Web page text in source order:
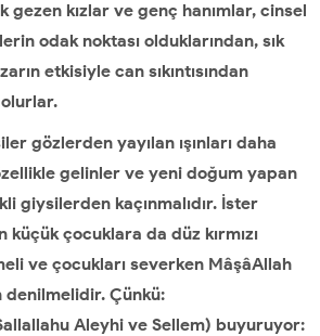
gezen kızlar ve genç hanımlar, cinsel
odak noktası olduklarından, sık
etkisiyle can sıkıntısından
gözlerden yayılan ışınları daha
gelinler ve yeni doğum yapan
giysilerden kaçınmalıdır. İster
küçük çocuklara da düz kırmızı
ve çocukları severken MâşâAllah
denilmelidir. Çünkü:
Aleyhi ve Sellem) buyuruyor: